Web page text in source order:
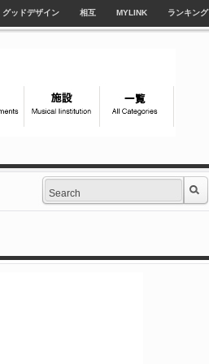
グッドデザイン 相互 MYLINK ランキング